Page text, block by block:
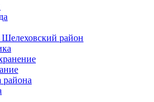
район
района